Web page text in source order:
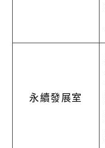
永續發展室